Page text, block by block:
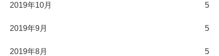
2019年10月 5
2019年9月 5
2019年8月 5